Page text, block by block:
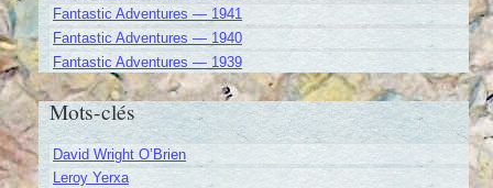
Fantastic Adventures — 1941
Fantastic Adventures — 1940
Fantastic Adventures — 1939
Mots-clés
David Wright O’Brien
Leroy Yerxa